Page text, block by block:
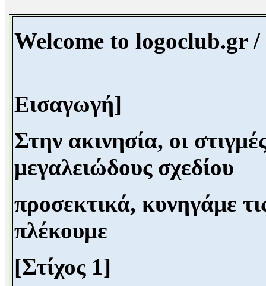
Welcome to logoclub.gr /
Εισαγωγή]
Στην ακινησία, οι
μεγαλειώδους σχεδίου
προσεκτικά, κυνηγάμε
πλέκουμε
[Στίχος 1]